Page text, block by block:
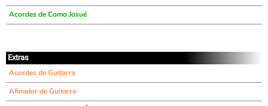
Acordes de Como Josué
Extras
Acordes de Guitarra
Afinador de Guitarra